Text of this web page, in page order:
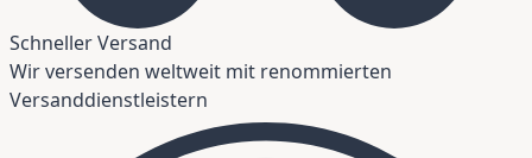
Schneller Versand
Wir versenden weltweit mit renommierten
Versanddienstleistern